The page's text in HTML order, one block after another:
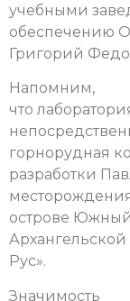
учебными
обеспечению
Григорий
Напомним,
что
горнорудная
разработки
острове
Рус».
Значимость